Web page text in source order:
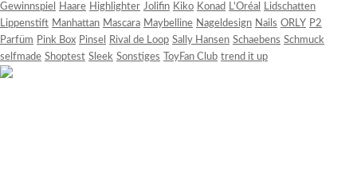
Gewinnspiel
Haare Highlighter Jolifin Kiko Konad L'Oréal
Lidschatten
Lippenstift Manhattan Mascara Maybelline Nageldesign Nails ORLY P2
Parfüm Pink Box Pinsel Rival de Loop Sally Hansen Schaebens Schmuck
selfmade Shoptest Sleek Sonstiges ToyFan Club trend it up